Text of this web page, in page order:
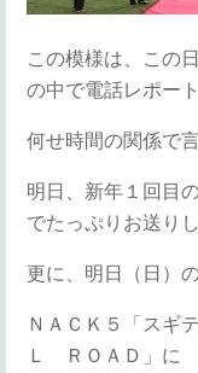
この模様は、この
の中で電話レポー
何せ時間の関係で
明日、新年１回目
でたっぷりお送りし
更に、明日（日）
ＮＡＣＫ５「スギ
Ｌ ＲＯＡＤ」に